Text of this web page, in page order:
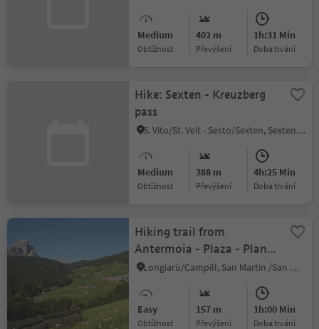
Medium
Obtížnost
402 m
Převýšení
1h:31 Min
doba trvání
Hike: Sexten - Kreuzberg
pass
S. Vito/St. Veit - Sesto/Sexten, Sexten/Sesto, Dolomites Region 3 Zinnen
Medium
Obtížnost
388 m
Převýšení
4h:25 Min
doba trvání
Hiking trail from
Antermoia - Plaza - Plan
Murin - Fidelis -
Longiarù/Campill, San Martin /San Martino, Dolomites Region Kronplatz/Plan de Corones
Easy
Obtížnost
157 m
Převýšení
1h:00 Min
doba trvání